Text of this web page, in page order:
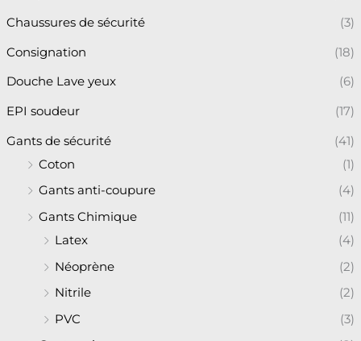
Chaussures de sécurité (3)
Consignation (18)
Douche Lave yeux (6)
EPI soudeur (17)
Gants de sécurité
(41)
Coton
(1)
Gants anti-coupure
(4)
Gants Chimique
(11)
Latex
(4)
Néoprène
(2)
Nitrile
(2)
PVC
(3)